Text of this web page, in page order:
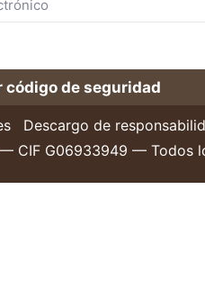
código de seguridad
Descargo de
CIF G06933949 — Todos